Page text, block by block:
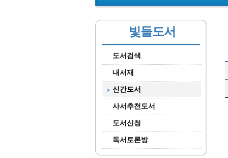
빛들도서
도서검색
내서재
신간도서
사서추천도서
도서신청
독서토론방